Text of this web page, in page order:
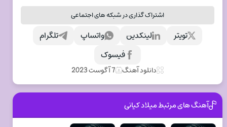
اشتراک گذاری در شبکه های اجتماعی
تلگرام واتساپ لینکدین
تویتر
فیسوک
دانلود آهنگ 7 آگوست 2023
آهنگ های مرتبط میلاد کیانی